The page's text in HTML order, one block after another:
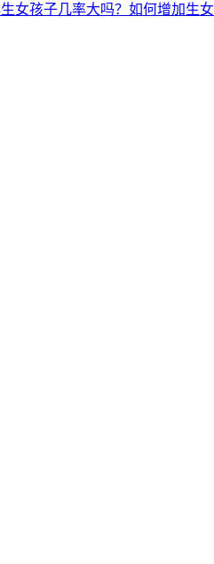
女孩子几率大吗？如何增加生女